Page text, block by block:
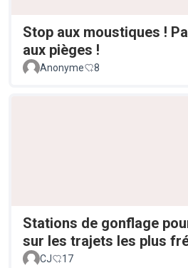
Stop aux moustiques !
aux pièges !
Anonyme 8
Stations de gonflage
sur les trajets les plus
CJ 17